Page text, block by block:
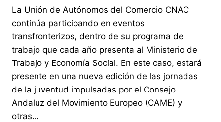
La Unión de Autónomos del Comercio CNAC
continúa participando en eventos
transfronterizos, dentro de su programa de
trabajo que cada año presenta al Ministerio de
Trabajo y Economía Social. En este caso, estará
presente en una nueva edición de las jornadas
de la juventud impulsadas por el Consejo
Andaluz del Movimiento Europeo (CAME) y
otras…